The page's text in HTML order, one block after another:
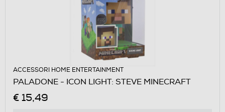
ACCESSORI HOME ENTERTAINMENT
PALADONE - ICON LIGHT: STEVE MINECRAFT
€ 15,49